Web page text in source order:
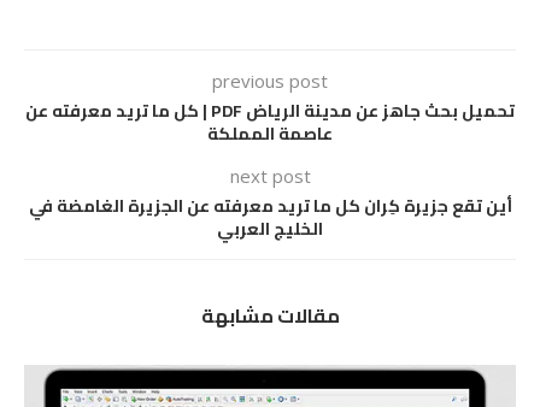
previous post
تحميل بحث جاهز عن مدينة الرياض PDF | كل ما تريد معرفته عن
عاصمة المملكة
next post
أين تقع جزيرة كِران كل ما تريد معرفته عن الجزيرة الغامضة في
الخليج العربي
مقالات مشابهة